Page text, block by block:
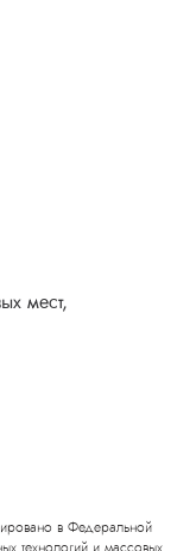
мест,
в Федеральной
технологий и массовых